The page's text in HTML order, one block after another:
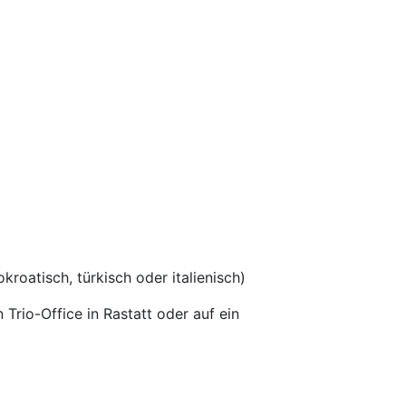
türkisch oder italienisch)
Trio-Office in Rastatt oder auf ein